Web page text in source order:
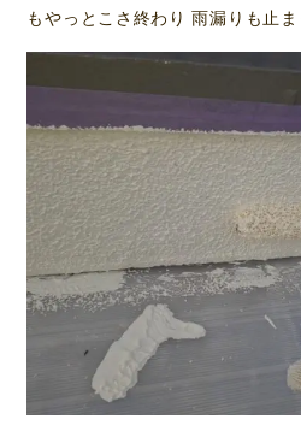
もやっとこさ終わり 雨漏りも止